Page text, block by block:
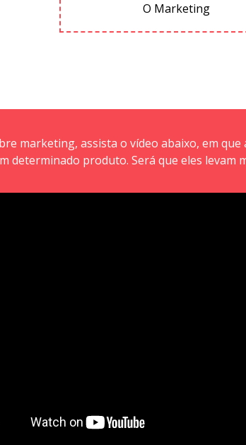
O Marketing
marketing, assista o vídeo abaixo, em
determinado produto. Será que eles levam